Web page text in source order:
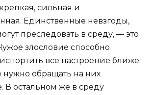
сильная и
Единственные невзгоды,
преследовать в среду, — это
злословие способно
все настроение ближе
нужно обращать на них
В остальном же в среду